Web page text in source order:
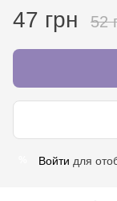
47 грн 52
Войти для